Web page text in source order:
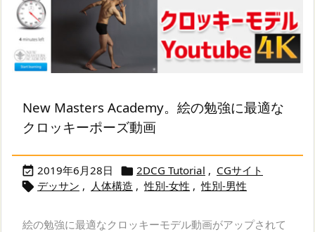
New Masters Academy。絵の勉強に最適な
クロッキーポーズ動画
 2019年6月28日  2DCG Tutorial , CGサイト
 デッサン , 人体構造 , 性別-女性 , 性別-男性
絵の勉強に最適なクロッキーモデル動画がアップされて